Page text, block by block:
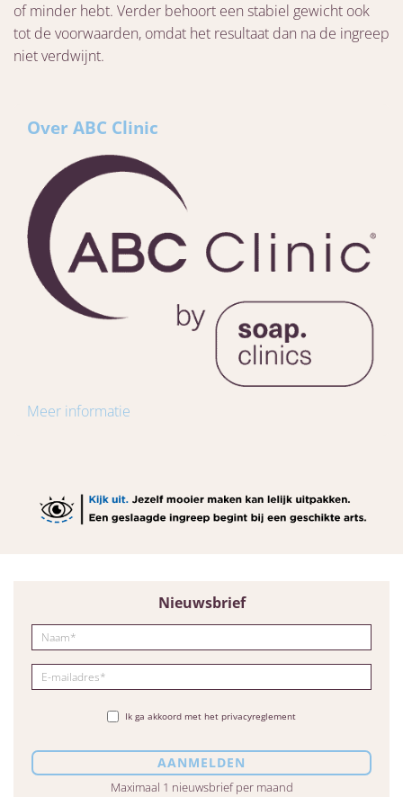
of minder hebt. Verder behoort een stabiel gewicht ook
tot de voorwaarden, omdat het resultaat dan na de ingreep
niet verdwijnt.
Over ABC Clinic
Meer informatie
Nieuwsbrief
Ik ga akkoord met het privacyreglement
Maximaal 1 nieuwsbrief per maand